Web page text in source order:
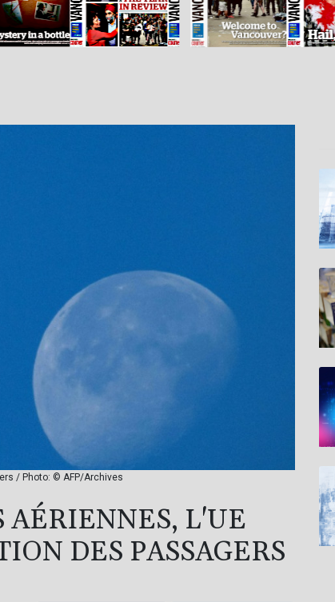
/ Photo: © AFP/Archives
AÉRIENNES, L'UE
DES PASSAGERS